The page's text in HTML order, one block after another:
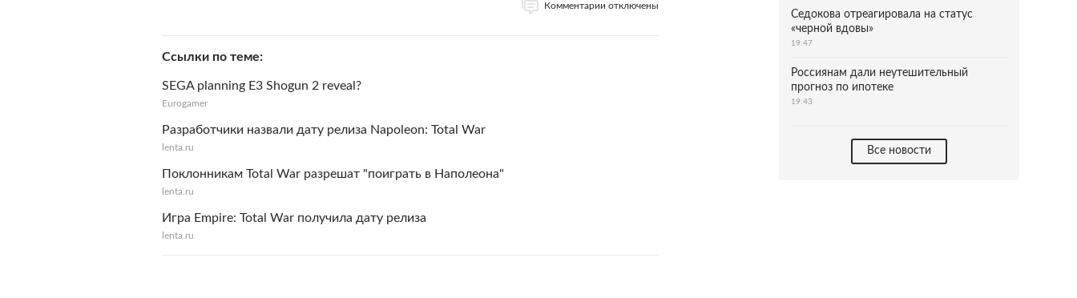
Комментарии отключены
Ссылки по теме
SEGA planning E3 Shogun 2 reveal?
Eurogamer
Разработчики назвали дату релиза Napoleon: Total War
lenta.ru
Поклонникам Total War разрешат "поиграть в Наполеона"
lenta.ru
Игра Empire: Total War получила дату релиза
lenta.ru
Седокова отреагировала на статус
«черной вдовы»
19:47
Россиянам дали неутешительный
прогноз по ипотеке
19:43
Все новости